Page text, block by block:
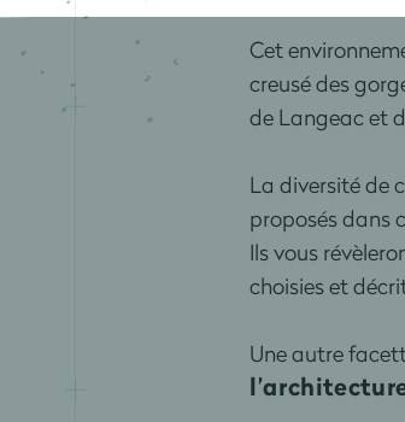
Cet
creusé des
de Langeac et
La diversité de
proposés dans
Ils vous
choisies et
Une autre